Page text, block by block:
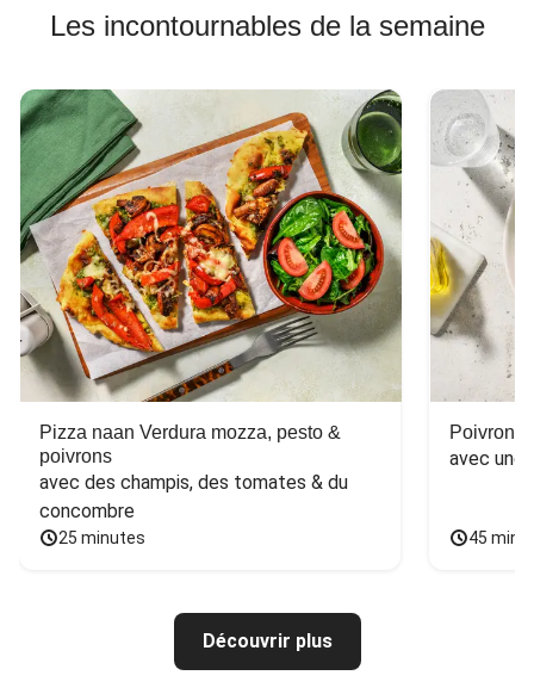
Les incontournables de la semaine
Pizza naan Verdura mozza, pesto &
poivrons
avec des champis, des tomates & du
concombre
25 minutes
Poivron
avec une
45
Découvrir plus